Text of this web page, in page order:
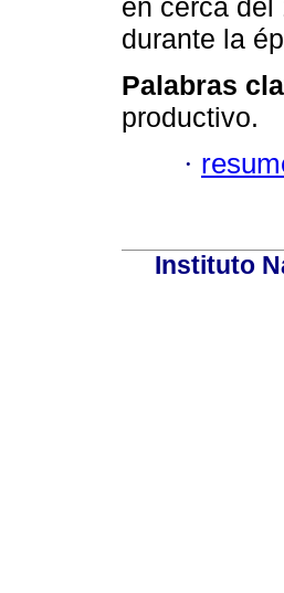
durante la
Palabras
productivo.
·
Instituto